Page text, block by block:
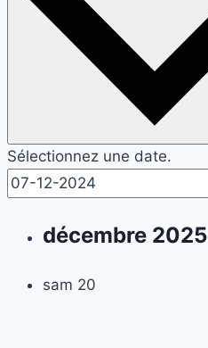
Sélectionnez une date.
décembre 2025
sam 20